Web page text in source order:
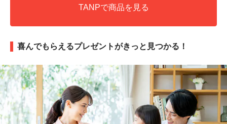
TANPで商品を見る
喜んでもらえるプレゼントがきっと見つかる！